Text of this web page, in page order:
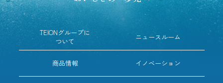
TEIONグループに
ついて
ニュースルーム
商品情報 イノベーション